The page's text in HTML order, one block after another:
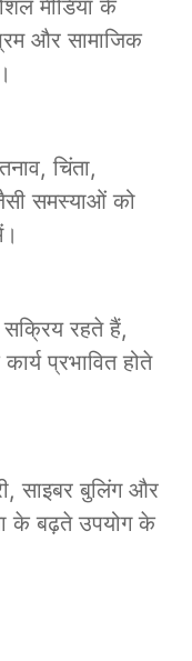
मीडिया के
और सामाजिक
चिंता,
समस्याओं को
रहते हैं,
प्रभावित होते
साइबर बुलिंग और
के बढ़ते उपयोग के